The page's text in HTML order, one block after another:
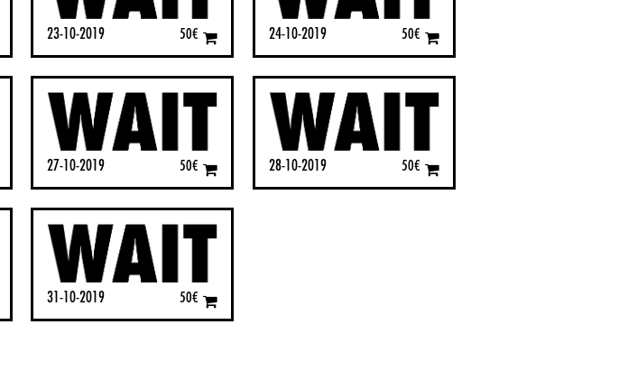
23-10-2019 50€ 24-10-2019 50€
27-10-2019 50€ 28-10-2019 50€
31-10-2019 50€